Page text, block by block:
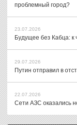
проблемный город?
23.07.2026
Будущее без Кабца: к
29.07.2026
Путин отправил в
22.07.2026
Сети АЗС оказались